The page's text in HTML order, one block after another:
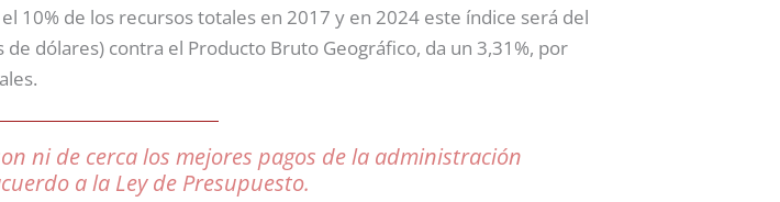
10% de los recursos totales en 2017 y en 2024 este índice será del
dólares) contra el Producto Bruto Geográfico, da un 3,31%, por
ni de cerca los mejores pagos de la administración
a la Ley de Presupuesto.